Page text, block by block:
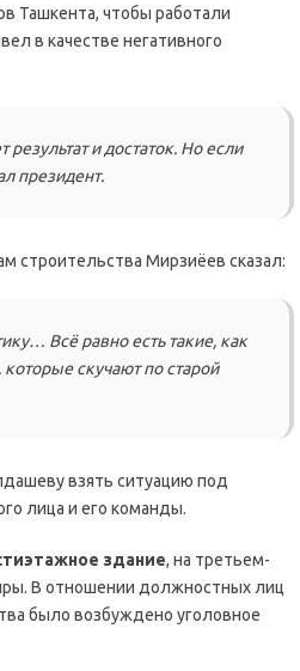
Ташкента, чтобы работали
в качестве негативного
и достаток. Но если
президент.
строительства Мирзиёев сказал:
Всё равно есть такие, как
скучают по старой
взять ситуацию под
лица и его команды.
здание, на третьем-
В отношении должностных лиц
было возбуждено уголовное